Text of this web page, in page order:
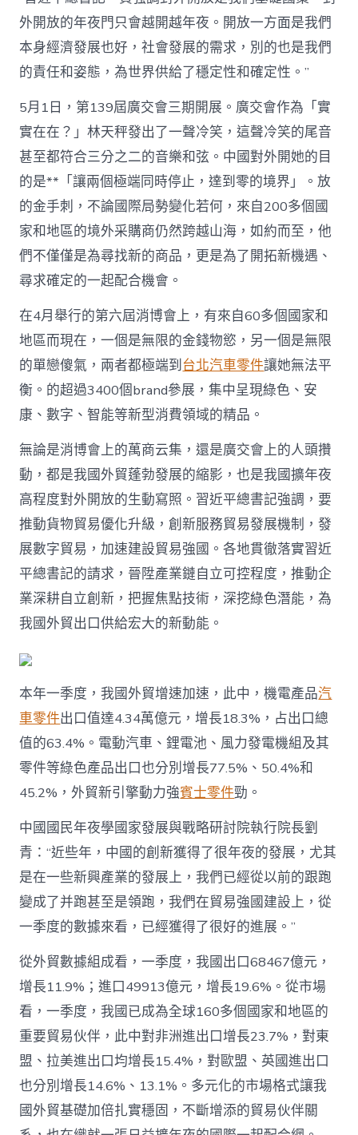
外開放的年夜門只會越開越年夜。開放一方面是我們
本身經濟發展也好，社會發展的需求，別的也是我們
的責任和姿態，為世界供給了穩定性和確定性。”
5月1日，第139屆廣交會三期開展。廣交會作為「實
實在在？」林天秤發出了一聲冷笑，這聲冷笑的尾音
甚至都符合三分之二的音樂和弦。中國對外開她的目
的是**「讓兩個極端同時停止，達到零的境界」。放
的金手刺，不論國際局勢變化若何，來自200多個國
家和地區的境外采購商仍然跨越山海，如約而至，他
們不僅僅是為尋找新的商品，更是為了開拓新機遇、
尋求確定的一起配合機會。
在4月舉行的第六屆消博會上，有來自60多個國家和
地區而現在，一個是無限的金錢物慾，另一個是無限
的單戀傻氣，兩者都極端到台北汽車零件讓她無法平
衡。的超過3400個brand參展，集中呈現綠色、安
康、數字、智能等新型消費領域的精品。
無論是消博會上的萬商云集，還是廣交會上的人頭攢
動，都是我國外貿蓬勃發展的縮影，也是我國擴年夜
高程度對外開放的生動寫照。習近平總書記強調，要
推動貨物貿易優化升級，創新服務貿易發展機制，發
展數字貿易，加速建設貿易強國。各地貫徹落實習近
平總書記的請求，晉陞產業鏈自立可控程度，推動企
業深耕自立創新，把握焦點技術，深挖綠色潛能，為
我國外貿出口供給宏大的新動能。
本年一季度，我國外貿增速加速，此中，機電產品汽
車零件出口值達4.34萬億元，增長18.3%，占出口總
值的63.4%。電動汽車、鋰電池、風力發電機組及其
零件等綠色產品出口也分別增長77.5%、50.4%和
45.2%，外貿新引擎動力強賓士零件勁。
中國國民年夜學國家發展與戰略研討院執行院長劉
青：“近些年，中國的創新獲得了很年夜的發展，尤其
是在一些新興產業的發展上，我們已經從以前的跟跑
變成了并跑甚至是領跑，我們在貿易強國建設上，從
一季度的數據來看，已經獲得了很好的進展。”
從外貿數據組成看，一季度，我國出口68467億元，
增長11.9%；進口49913億元，增長19.6%。從市場
看，一季度，我國已成為全球160多個國家和地區的
重要貿易伙伴，此中對非洲進出口增長23.7%，對東
盟、拉美進出口均增長15.4%，對歐盟、英國進出口
也分別增長14.6%、13.1%。多元化的市場格式讓我
國外貿基礎加倍扎實穩固，不斷增添的貿易伙伴關